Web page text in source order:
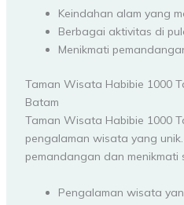
Keindahan alam yang
Berbagai aktivitas di
Menikmati
Taman Wisata Habibie 1000
Batam
Taman Wisata Habibie 1000
pengalaman wisata yang
pemandangan dan menikmati
Pengalaman wisata